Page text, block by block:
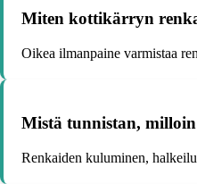
Miten kottikärryn
Oikea ilmanpaine varmistaa
Mistä tunnistan,
Renkaiden kuluminen,